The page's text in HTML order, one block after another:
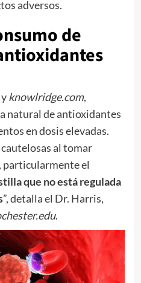
adversos.
de
knowlridge.com,
natural de antioxidantes
en dosis elevadas.
cautelosas al tomar
particularmente el
que no está regulada
”, detalla el Dr. Harris,
.